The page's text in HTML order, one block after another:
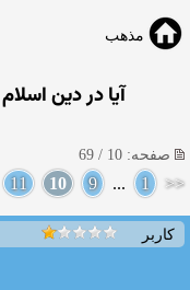
مذهب
آیا در دین
صفحه: 10 / 69
<<
1
...
9
10
11
کاربر